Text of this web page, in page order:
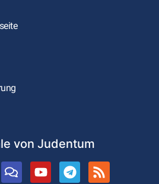
von Judentum